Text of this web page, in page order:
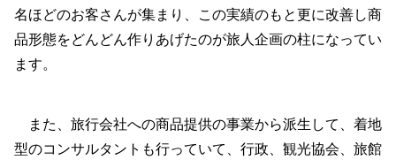
名ほどのお客さんが集まり、この実績のもと更に改善し商
品形態をどんどん作りあげたのが旅人企画の柱になってい
ます。
また、旅行会社への商品提供の事業から派生して、着地
型のコンサルタントも行っていて、行政、観光協会、旅館